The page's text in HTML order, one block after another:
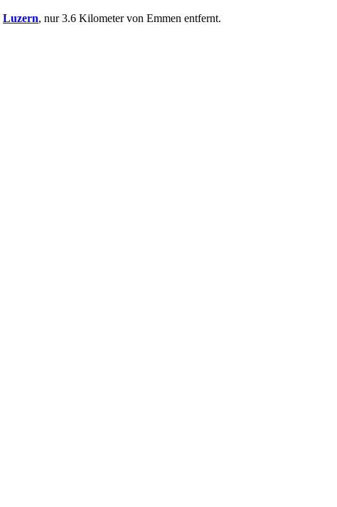
Luzern, nur 3.6 Kilometer von Emmen entfernt.